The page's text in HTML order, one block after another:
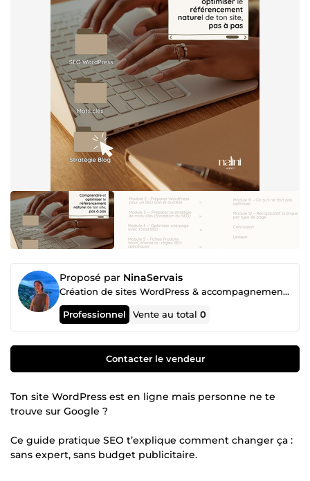
Proposé par NinaServais
Création de sites WordPress & accompagnement digital, pour indépendants et petites entreprises
Professionnel Vente au total0
Contacter le vendeur
Ton site WordPress est en ligne mais personne ne te
trouve sur Google ?
Ce guide pratique SEO t’explique comment changer ça :
sans expert, sans budget publicitaire.